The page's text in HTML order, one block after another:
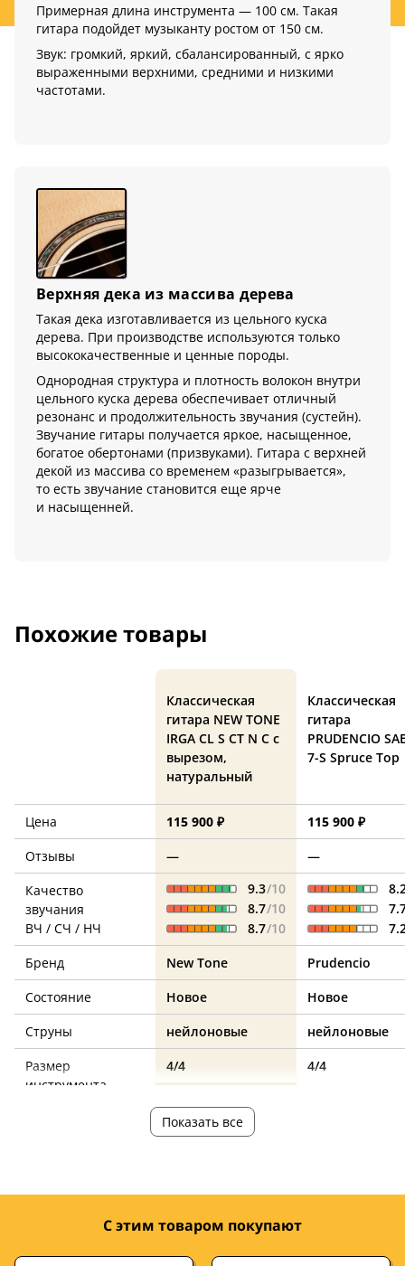
Примерная длина инструмента — 100 см. Такая
гитара подойдет музыканту ростом от 150 см.
Звук: громкий, яркий, сбалансированный, с ярко
выраженными верхними, средними и низкими
частотами.
Верхняя дека из массива дерева
Такая дека изготавливается из цельного куска
дерева. При производстве используются только
высококачественные и ценные породы.
Однородная структура и плотность волокон внутри
цельного куска дерева обеспечивает отличный
резонанс и продолжительность звучания (сустейн).
Звучание гитары получается яркое, насыщенное,
богатое обертонами (призвуками). Гитара с верхней
декой из массива со временем «разыгрывается»,
то есть звучание становится еще ярче
и насыщенней.
Похожие товары
Классическая
гитара NEW TONE
IRGA CL S CT N C с
вырезом,
натуральный
Классическая
гитара
PRUDENCIO
7-S Spruce Top
Цена 115 900 ₽
115 900 ₽
Отзывы
—
—
Качество
звучания
ВЧ / СЧ / НЧ
9.3/10
8.7/10
8.7/10
Бренд
New Tone
Prudencio
Состояние
Новое
Новое
Струны
нейлоновые
нейлоновые
Размер
инструмента
4/4 4/4
да
Показать все
С этим товаром покупают